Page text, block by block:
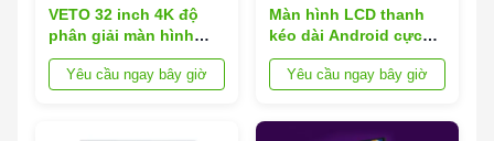
VETO 32 inch 4K độ
phân giải màn hình
cảm ứng di động với
pin để học video
Yêu cầu ngay bây giờ
Màn hình LCD thanh
kéo dài Android cực
mỏng với thời lượng
sử dụng 60000 giờ cho
Yêu cầu ngay bây giờ